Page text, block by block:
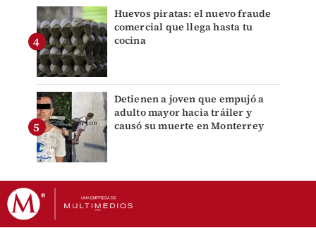
Huevos piratas: el nuevo fraude
comercial que llega hasta tu
cocina
Detienen a joven que empujó a
adulto mayor hacia tráiler y
causó su muerte en Monterrey